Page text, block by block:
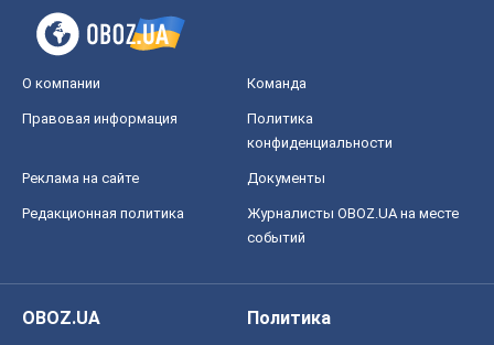
О компании Команда
Правовая информация
Политика
конфиденциальности
Реклама на сайте Документы
Редакционная политика
Журналисты OBOZ.UA на месте
событий
OBOZ.UA
Политика